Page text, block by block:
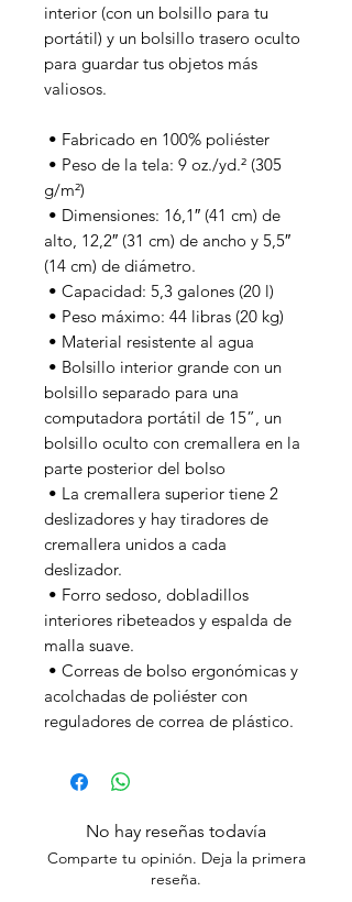
interior (con un bolsillo para tu
portátil) y un bolsillo trasero oculto
para guardar tus objetos más
valiosos.
• Fabricado en 100% poliéster
g/m²)
alto, 12,2″ (31 cm) de ancho y 5,5″
(14 cm) de diámetro.
• Capacidad: 5,3 galones (20 l)
• Peso máximo: 44 libras (20 kg)
• Material resistente al agua
bolsillo separado para una
computadora portátil de 15”, un
bolsillo oculto con cremallera en la
parte posterior del bolso
deslizadores y hay tiradores de
cremallera unidos a cada
deslizador.
interiores ribeteados y espalda de
malla suave.
acolchadas de poliéster con
reguladores de correa de plástico.
No hay reseñas todavía
Comparte tu opinión. Deja la primera
reseña.